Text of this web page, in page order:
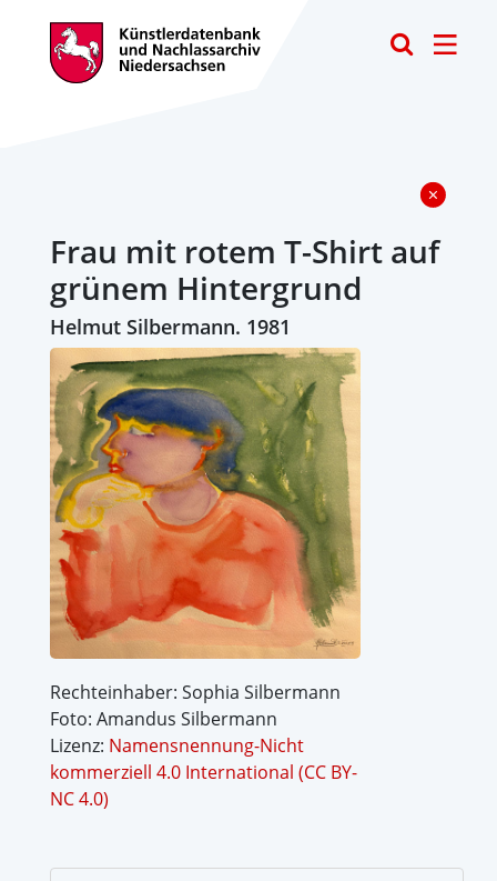
Frau mit rotem T-Shirt auf
grünem Hintergrund
Helmut Silbermann. 1981
Rechteinhaber: Sophia Silbermann
Foto: Amandus Silbermann
Lizenz: Namensnennung-Nicht
kommerziell 4.0 International (CC BY-
NC 4.0)